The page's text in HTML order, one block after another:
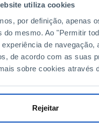
utiliza cookies
por definição, apenas
do mesmo. Ao "Permitir
experiência de
de acordo com as suas
sobre cookies através
Rejeitar